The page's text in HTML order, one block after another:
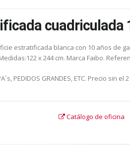
cuadriculada
estratificada blanca con 10 años de
x 244 cm. Marca Faibo.
PEDIDOS GRANDES, ETC. Precio
Catálogo de oficina